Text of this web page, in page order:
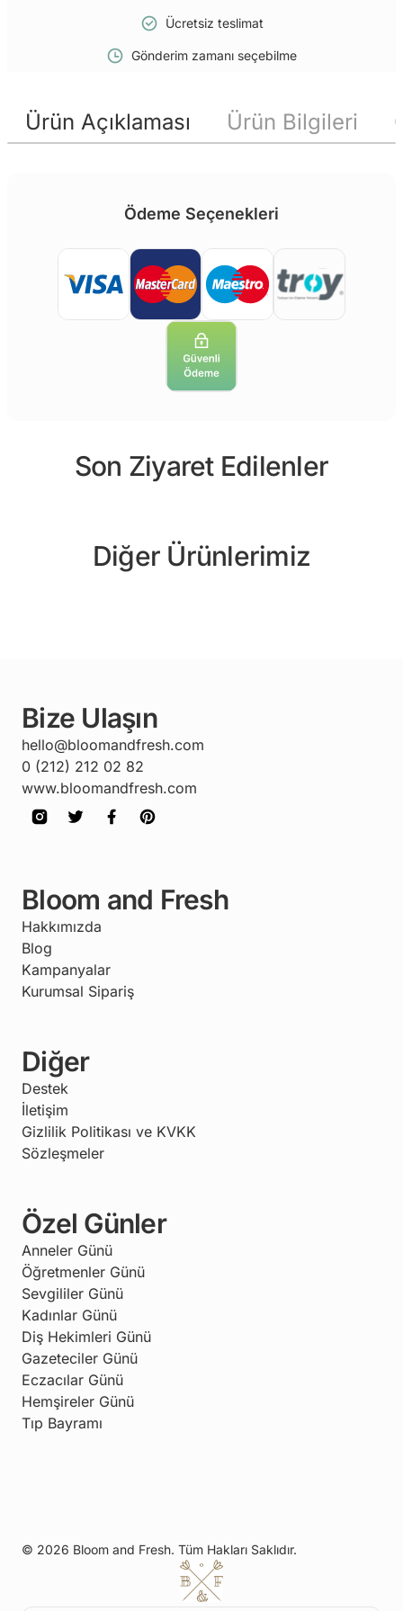
Ücretsiz teslimat
Gönderim zamanı seçebilme
Ürün Açıklaması Ürün Bilgileri
Ödeme Seçenekleri
Son Ziyaret Edilenler
Diğer Ürünlerimiz
Bize Ulaşın
hello@bloomandfresh.com
0 (212) 212 02 82
www.bloomandfresh.com
Bloom and Fresh
Hakkımızda
Blog
Kampanyalar
Kurumsal Sipariş
Diğer
Destek
İletişim
Gizlilik Politikası ve KVKK
Sözleşmeler
Özel Günler
Anneler Günü
Öğretmenler Günü
Sevgililer Günü
Kadınlar Günü
Diş Hekimleri Günü
Gazeteciler Günü
Eczacılar Günü
Hemşireler Günü
Tıp Bayramı
© 2026 Bloom and Fresh. Tüm Hakları Saklıdır.